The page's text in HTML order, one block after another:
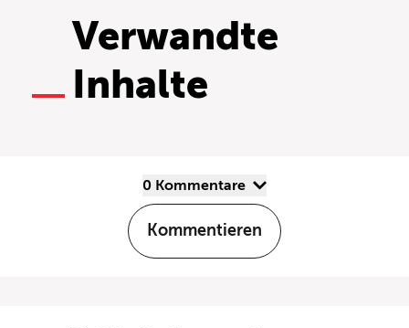
Verwandte
Inhalte
0 Kommentare
Kommentieren